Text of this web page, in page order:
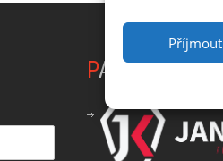
Příjmout
na
stránce
produktu
PARTNEŘI